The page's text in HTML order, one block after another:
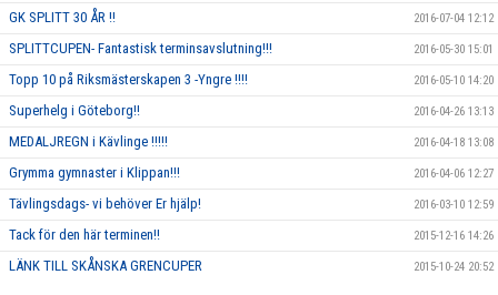
GK SPLITT 30 ÅR !! 2016-07-04 12:12
SPLITTCUPEN- Fantastisk terminsavslutning!!! 2016-05-30 15:01
Topp 10 på Riksmästerskapen 3 -Yngre !!!! 2016-05-10 14:20
Superhelg i Göteborg!! 2016-04-26 13:13
MEDALJREGN i Kävlinge !!!!! 2016-04-18 13:08
Grymma gymnaster i Klippan!!! 2016-04-06 12:27
Tävlingsdags- vi behöver Er hjälp! 2016-03-10 12:59
Tack för den här terminen!! 2015-12-16 14:26
LÄNK TILL SKÅNSKA GRENCUPER 2015-10-24 20:52